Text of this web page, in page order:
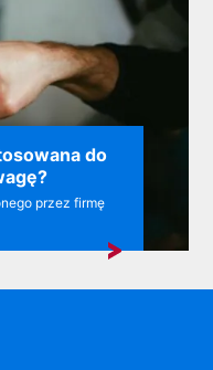
do
przez firmę